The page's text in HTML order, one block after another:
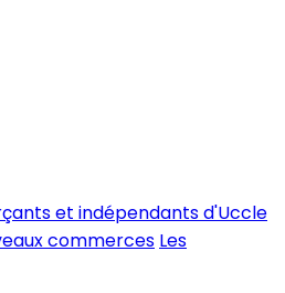
et indépendants d'Uccle
commerces Les